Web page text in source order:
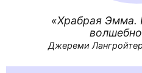
Храбрая Эмма.
Джереми